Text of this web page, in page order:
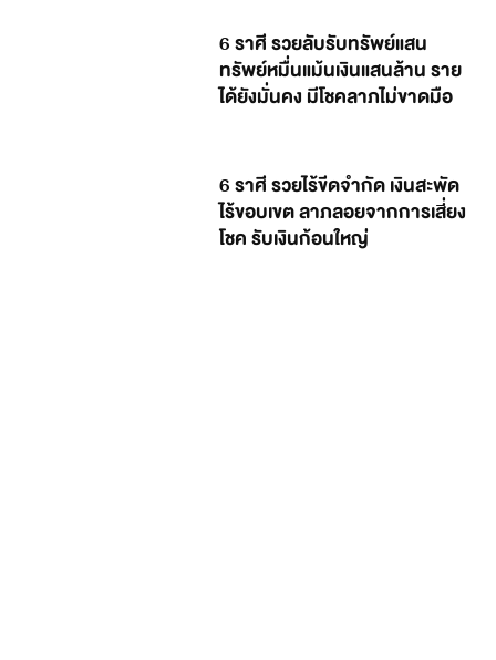
6 ราศี รวยลับรับทรัพย์แสน
ทรัพย์หมื่นแม้นเงินแสนล้าน ราย
ได้ยังมั่นคง มีโชคลาภไม่ขาดมือ
6 ราศี รวยไร้ขีดจำกัด เงินสะพัด
ไร้ขอบเขต ลาภลอยจากการเสี่ยง
โชค รับเงินก้อนใหญ่